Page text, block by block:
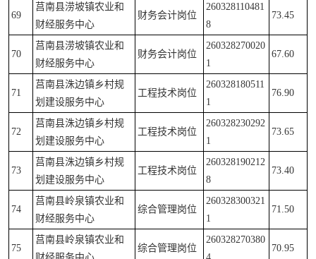
69
莒南县涝坡镇农业和
财经服务中心
财务会计岗位
260328110481
8
73.45
70
莒南县涝坡镇农业和
财经服务中心
财务会计岗位
260328270020
1
67.60
71
莒南县洙边镇乡村规
划建设服务中心
工程技术岗位
260328180511
1
76.90
72
莒南县洙边镇乡村规
划建设服务中心
工程技术岗位
260328230292
1
73.65
73
莒南县洙边镇乡村规
划建设服务中心
工程技术岗位
260328190212
8
73.40
74
莒南县岭泉镇农业和
财经服务中心
综合管理岗位
260328300321
1
71.50
75
莒南县岭泉镇农业和
财经服务中心
综合管理岗位
260328270380
4
70.95